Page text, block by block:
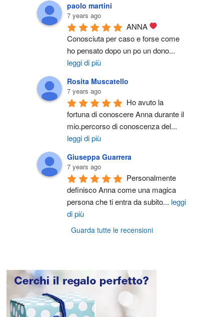
paolo martini
7 years ago
ANNA
Conosciuta per caso e forse come
ho pensato dopo un po un dono...
leggi di più
Rosita Muscatello
7 years ago
Ho avuto la
fortuna di conoscere Anna durante il
mio.percorso di conoscenza del...
leggi di più
Giuseppa Guarrera
7 years ago
Personalmente
definisco Anna come una magica
persona che ti entra da subito... leggi
di più
Guarda tutte le recensioni